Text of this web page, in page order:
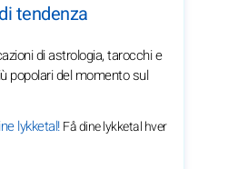
tendenza
di astrologia, tarocchi e
popolari del momento sul
lykketal!Få dine lykketal hver